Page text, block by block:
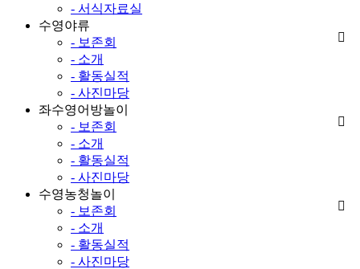
- 서식자료실
수영야류
- 보존회
- 소개
- 활동실적
- 사진마당
좌수영어방놀이
- 보존회
- 소개
- 활동실적
- 사진마당
수영농청놀이
- 보존회
- 소개
- 활동실적
- 사진마당